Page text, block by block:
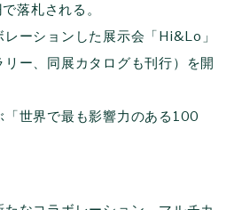
落札される。
ーションした展示会「Hi&Lo」
リー、同展カタログも刊行）を開
世界で最も影響力のある100